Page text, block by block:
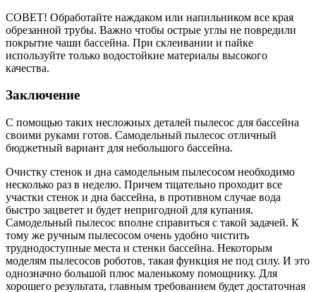
СОВЕТ! Обработайте наждаком или напильником все края
обрезанной трубы. Важно чтобы острые углы не повредили
покрытие чаши бассейна. При склеивании и пайке
используйте только водостойкие материалы высокого
качества.
Заключение
С помощью таких несложных деталей пылесос для бассейна
своими руками готов. Самодельный пылесос отличный
бюджетный вариант для небольшого бассейна.
Очистку стенок и дна самодельным пылесосом необходимо
несколько раз в неделю. Причем тщательно проходит все
участки стенок и дна бассейна, в противном случае вода
быстро зацветет и будет непригодной для купания.
Самодельный пылесос вполне справиться с такой задачей. К
тому же ручным пылесосом очень удобно чистить
труднодоступные места и стенки бассейна. Некоторым
моделям пылесосов роботов, такая функция не под силу. И это
однозначно большой плюс маленькому помощнику. Для
хорошего результата, главным требованием будет достаточная